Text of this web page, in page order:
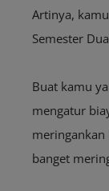
Artinya,
Semester
Buat kamu
mengatur
meringankan
banget